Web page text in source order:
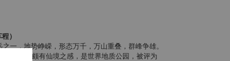
）
一，地势峥嵘，形态万千，万山重叠，群峰争雄。
隐若现，颇有仙境之感，是世界地质公园，被评为